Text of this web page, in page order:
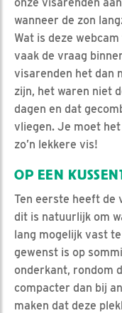
wanneer de zon
Wat is deze
vaak de vraag
visarenden het dan
zijn, het waren niet
dagen en dat
vliegen. Je moet
zo’n lekkere vis!
OP EEN
Ten eerste heeft de
dit is natuurlijk om
lang mogelijk vast
gewenst is op
onderkant, rondom
compacter dan bij
maken dat deze